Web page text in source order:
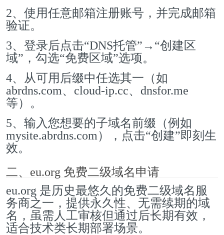
2、使用任意邮箱注册账号，并完成邮箱
验证。
3、登录后点击“DNS托管”→“创建区
域”，勾选“免费区域”选项。
4、从可用后缀中任选其一（如
abrdns.com、cloud-ip.cc、dnsfor.me
等）。
5、输入您想要的子域名前缀（例如
mysite.abrdns.com），点击“创建”即刻生
效。
二、eu.org 免费二级域名申请
eu.org 是历史最悠久的免费二级域名服
务商之一，提供永久性、无需续期的域
名，虽需人工审核但通过后长期有效，
适合技术类长期部署场景。